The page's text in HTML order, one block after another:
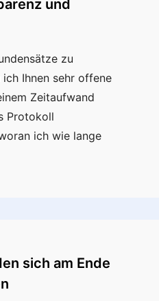
und
zu
Ihnen sehr offene
Zeitaufwand
Protokoll
ich wie lange
sich am Ende